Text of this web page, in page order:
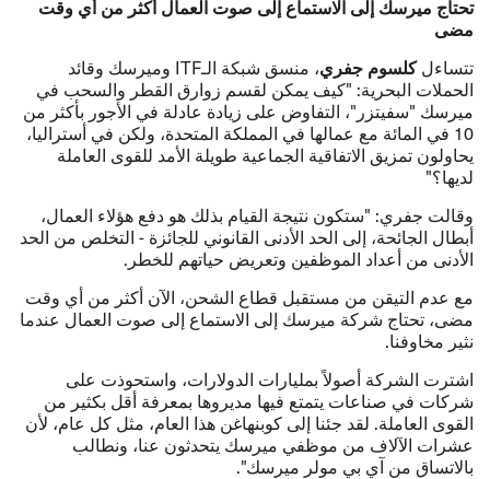
تحتاج ميرسك إلى الاستماع إلى صوت العمال أكثر من أي وقت
مضى
تتساءلكلسوم جفري
، منسق شبكة الـITF وميرسك وقائد
الحملات البحرية: "كيف يمكن لقسم زوارق القطر والسحب في
ميرسك "سفيتزر"، التفاوض على زيادة عادلة في الأجور بأكثر من
10 في المائة مع عمالها في المملكة المتحدة، ولكن في أستراليا،
يحاولون تمزيق الاتفاقية الجماعية طويلة الأمد للقوى العاملة
لديها؟"
وقالت جفري: "ستكون نتيجة القيام بذلك هو دفع هؤلاء العمال،
أبطال الجائحة، إلى الحد الأدنى القانوني للجائزة - التخلص من الحد
الأدنى من أعداد الموظفين وتعريض حياتهم للخطر.
مع عدم التيقن من مستقبل قطاع الشحن، الآن أكثر من أي وقت
مضى، تحتاج شركة ميرسك إلى الاستماع إلى صوت العمال عندما
نثير مخاوفنا.
اشترت الشركة أصولاً بمليارات الدولارات، واستحوذت على
شركات في صناعات يتمتع فيها مديروها بمعرفة أقل بكثير من
القوى العاملة. لقد جئنا إلى كوبنهاغن هذا العام، مثل كل عام، لأن
عشرات الآلاف من موظفي ميرسك يتحدثون عنا، ونطالب
بالاتساق من آي بي مولر ميرسك".